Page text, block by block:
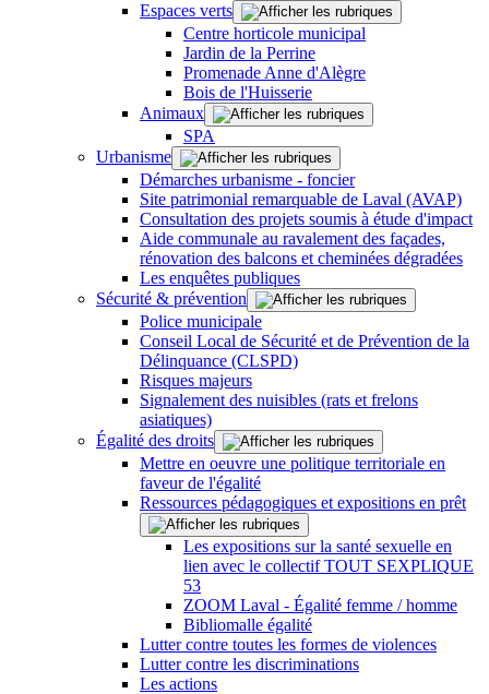
Espaces verts
Centre horticole municipal
Jardin de la Perrine
Promenade Anne d'Alègre
Bois de l'Huisserie
Animaux
SPA
Urbanisme
Démarches urbanisme - foncier
Site patrimonial remarquable de Laval (AVAP)
Consultation des projets soumis à étude d'impact
Aide communale au ravalement des façades,
rénovation des balcons et cheminées dégradées
Les enquêtes publiques
Sécurité & prévention
Police municipale
Conseil Local de Sécurité et de Prévention de la
Délinquance (CLSPD)
Risques majeurs
Signalement des nuisibles (rats et frelons
asiatiques)
Égalité des droits
Mettre en oeuvre une politique territoriale en
faveur de l'égalité
Ressources pédagogiques et expositions en prêt
Les expositions sur la santé sexuelle en
lien avec le collectif TOUT SEXPLIQUE
53
ZOOM Laval - Égalité femme / homme
Bibliomalle égalité
Lutter contre toutes les formes de violences
Lutter contre les discriminations
Les actions